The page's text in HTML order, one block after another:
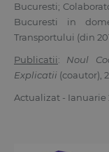
Bucuresti;
Bucuresti in
Transportului (din
Publicatii: Noul
Explicatii (coautor),
Actualizat - Ianuarie